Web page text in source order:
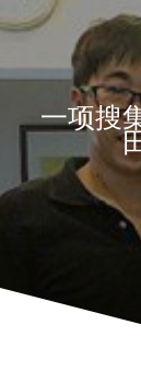
一项搜